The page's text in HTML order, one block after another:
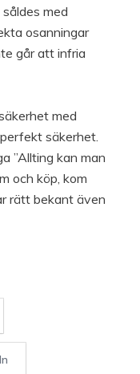
med
osanningar
går att infria
med
säkerhet.
”Allting kan man
och köp, kom
rätt bekant även